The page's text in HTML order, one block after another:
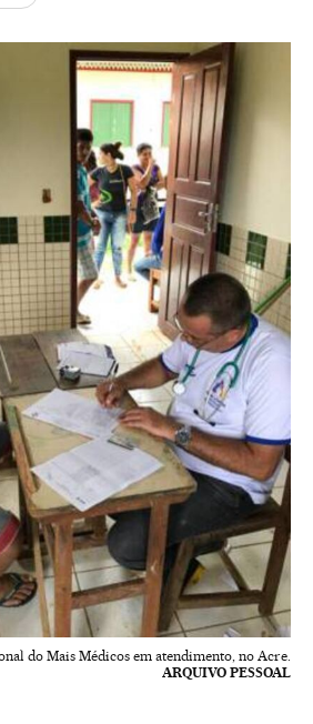
do Mais Médicos em atendimento, no Acre.
ARQUIVO PESSOAL